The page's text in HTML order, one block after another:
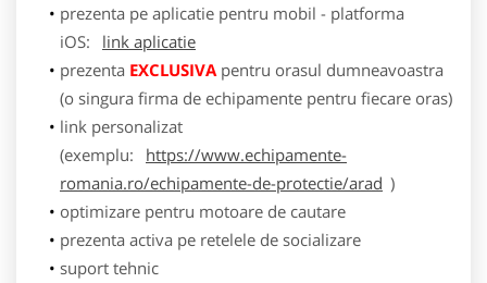
prezenta pe aplicatie pentru mobil - platforma
iOS:
link aplicatie
prezenta EXCLUSIVApentru orasul dumneavoastra
(o singura firma de echipamente pentru fiecare oras)
link personalizat
(exemplu:
https://www.echipamente-
romania.ro/echipamente-de-protectie/arad )
optimizare pentru motoare de cautare
prezenta activa pe retelele de socializare
suport tehnic